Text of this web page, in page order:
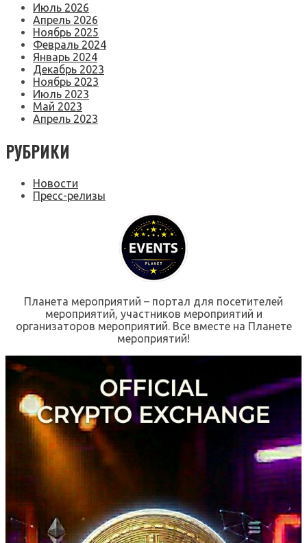
Июль 2026
Апрель 2026
Ноябрь 2025
Февраль 2024
Январь 2024
Декабрь 2023
Ноябрь 2023
Июль 2023
Май 2023
Апрель 2023
РУБРИКИ
Новости
Пресс-релизы
Планета мероприятий – портал для посетителей
мероприятий, участников мероприятий и
организаторов мероприятий. Все вместе на Планете
мероприятий!